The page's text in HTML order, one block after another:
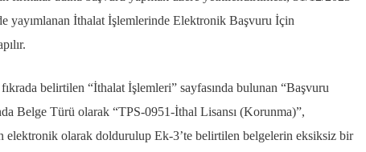
yayımlanan İthalat İşlemlerinde Elektronik Başvuru İçin
belirtilen “İthalat İşlemleri” sayfasında bulunan “Başvuru
Belge Türü olarak “TPS-0951-İthal Lisansı (Korunma)”,
olarak doldurulup Ek-3’te belirtilen belgelerin eksiksiz bir